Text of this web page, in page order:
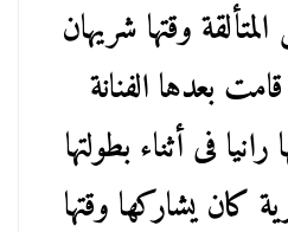
وقتها شريهان
بعدها الفنانة
فى أثناء بطولتها
كان يشاركها وقتها